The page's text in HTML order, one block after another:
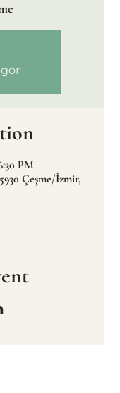
PM
Çeşme/İzmir,